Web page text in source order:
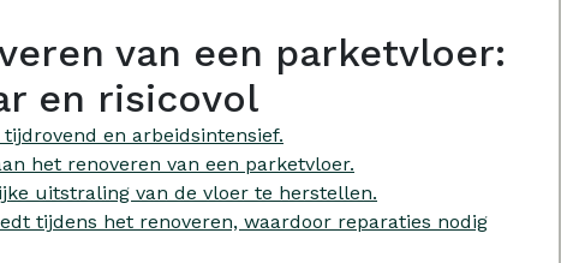
van een parketvloer:
en risicovol
en arbeidsintensief.
het renoveren van een parketvloer.
uitstraling van de vloer te herstellen.
tijdens het renoveren, waardoor reparaties nodig